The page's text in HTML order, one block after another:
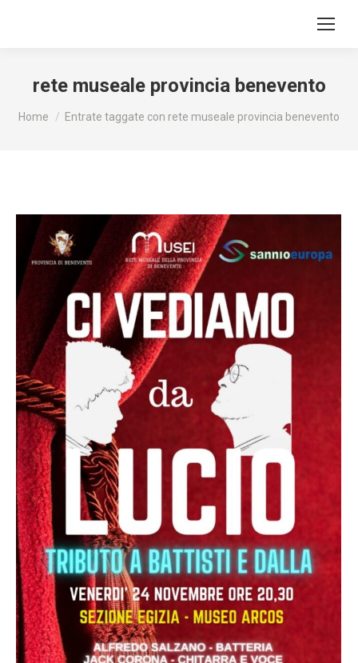
rete museale provincia benevento
Tu sei qui:
Home Entrate taggate con rete museale provincia benevento